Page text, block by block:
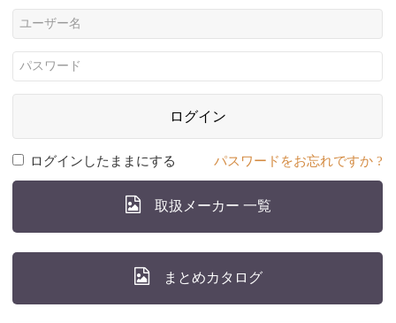
ログイン
ログインしたままにする パスワードをお忘れですか ?
取扱メーカー 一覧
まとめカタログ